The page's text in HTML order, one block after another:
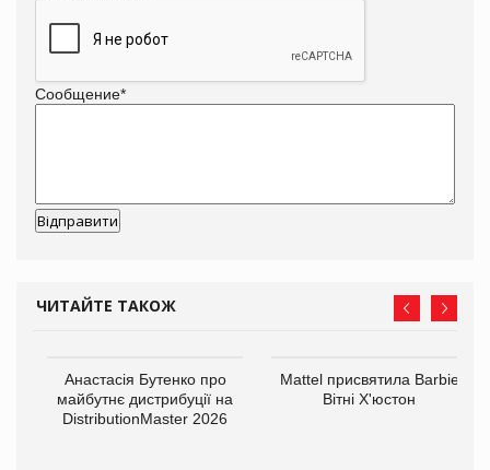
Сообщение*
ЧИТАЙТЕ ТАКОЖ
Анастасія Бутенко про
майбутнє дистрибуції на
DistributionMaster 2026
Mattel присвятила Barbie
Вітні Х'юстон